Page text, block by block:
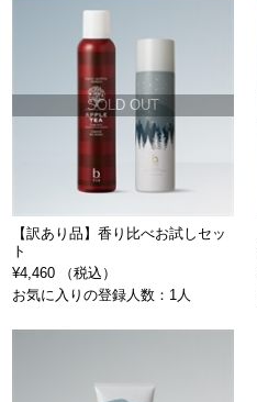
SOLD OUT
【訳あり品】香り比べお試しセッ
ト
¥4,460 （税込）
お気に入りの登録人数：1人